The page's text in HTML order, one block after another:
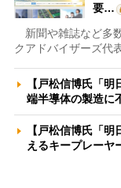
要…
新聞や雑誌など多
クアドバイザーズ代
【戸松信博氏「
端半導体の製造に
【戸松信博氏「
えるキープレー